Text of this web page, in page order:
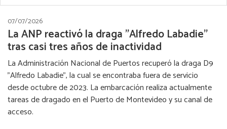
07/07/2026
La ANP reactivó la draga "Alfredo Labadie"
tras casi tres años de inactividad
La Administración Nacional de Puertos recuperó la draga D9
"Alfredo Labadie", la cual se encontraba fuera de servicio
desde octubre de 2023. La embarcación realiza actualmente
tareas de dragado en el Puerto de Montevideo y su canal de
acceso.